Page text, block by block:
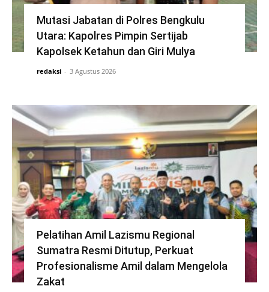
Mutasi Jabatan di Polres Bengkulu
Utara: Kapolres Pimpin Sertijab
Kapolsek Ketahun dan Giri Mulya
redaksi - 3 Agustus 2026
Pelatihan Amil Lazismu Regional
Sumatra Resmi Ditutup, Perkuat
Profesionalisme Amil dalam Mengelola
Zakat